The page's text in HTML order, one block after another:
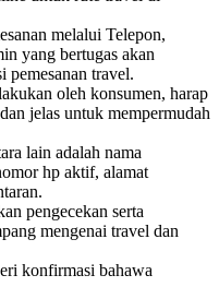
melalui Telepon,
yang bertugas akan
travel.
oleh konsumen, harap
jelas untuk mempermudah
lain adalah nama
hp aktif, alamat
pengecekan serta
mengenai travel dan
konfirmasi bahawa